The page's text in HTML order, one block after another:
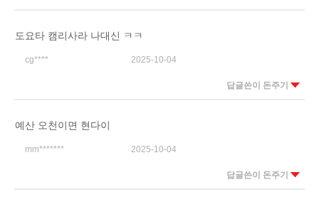
도요타 캠리사라 나대신 ㅋㅋ
cg**** 2025-10-04
답글쓴이 돈주기
예산 오천이면 현다이
mm******* 2025-10-04
답글쓴이 돈주기